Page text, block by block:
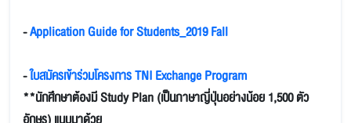
-Application Guide for Students_2019 Fall
-ใบสมัครเข้าร่วมโครงการ TNI Exchange Program
**นักศึกษาต้องมี Study Plan (เป็นภาษาญี่ปุ่นอย่างน้อย 1,500 ตัว